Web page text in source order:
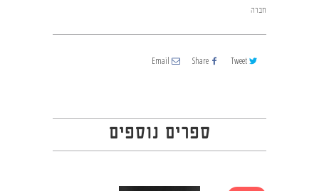
חברה
Tweet
Share
Email
ספרים נוספים